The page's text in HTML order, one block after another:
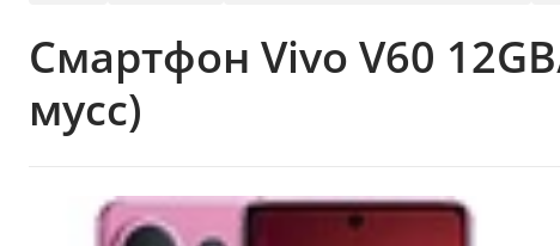
Смартфон Vivo V60
мусс)